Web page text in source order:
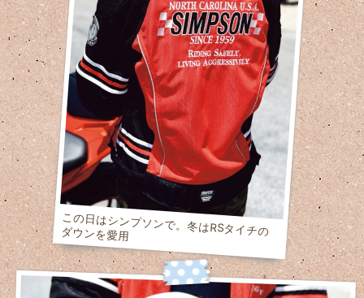
この日はシンプソンで。冬はRSタイチのダウンを愛用